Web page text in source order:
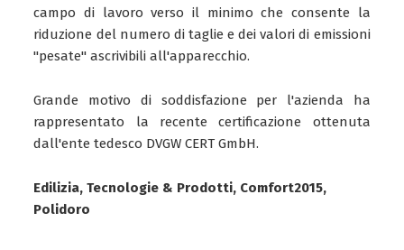
campo di lavoro verso il minimo che consente la
riduzione del numero di taglie e dei valori di emissioni
"pesate" ascrivibili all'apparecchio.
Grande motivo di soddisfazione per l'azienda ha
rappresentato la recente certificazione ottenuta
dall'ente tedesco DVGW CERT GmbH.
Edilizia, Tecnologie & Prodotti, Comfort2015,
Polidoro